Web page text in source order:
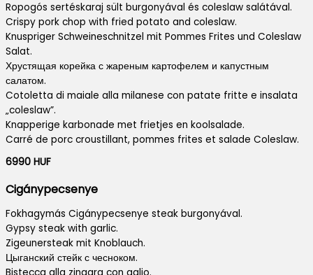
Ropogós sertéskaraj sült burgonyával és coleslaw salátával.
Crispy pork chop with fried potato and coleslaw.
Knuspriger Schweineschnitzel mit Pommes Frites und Coleslaw
Salat.
Хрустящая корейка с жареным картофелем и капустным
салатом.
Cotoletta di maiale alla milanese con patate fritte e insalata
„coleslaw”.
Knapperige karbonade met frietjes en koolsalade.
Carré de porc croustillant, pommes frites et salade Coleslaw.
6990 HUF
Cigánypecsenye
Fokhagymás Cigánypecsenye steak burgonyával.
Gypsy steak with garlic.
Zigeunersteak mit Knoblauch.
Цыганский стейк с чесноком.
Bistecca alla zingara con aglio.